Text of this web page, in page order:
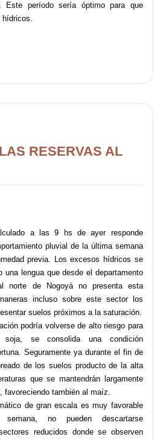
Este período sería óptimo para que
hídricos.
RESERVAS AL
a las 9 hs de ayer responde
pluvial de la última semana
previa. Los excesos hídricos se
una lengua que desde el departamento
norte de Nogoyá no presenta esta
incluso sobre este sector los
suelos próximos a la saturación.
podría volverse de alto riesgo para
se consolida una condición
Seguramente ya durante el fin de
de los suelos producto de la alta
que se mantendrán largamente
favoreciendo también al maíz.
de gran escala es muy favorable
no pueden descartarse
reducidos donde se observen